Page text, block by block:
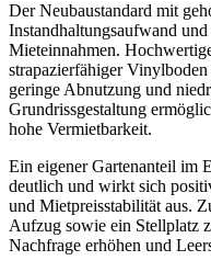
Der Neubaustandard mit
Instandhaltungsaufwand
Mieteinnahmen.
strapazierfähiger
geringe Abnutzung und
Grundrissgestaltung
hohe Vermietbarkeit.
Ein eigener Gartenanteil im
deutlich und wirkt sich
und Mietpreisstabilität aus.
Aufzug sowie ein Stellplatz
Nachfrage erhöhen und